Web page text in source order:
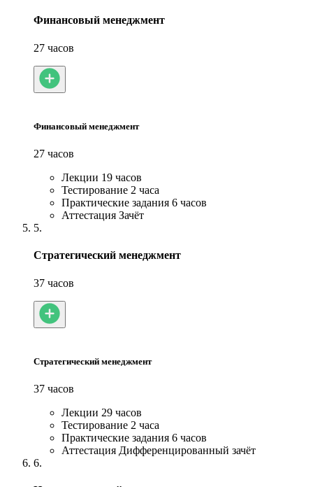
Финансовый менеджмент
27 часов
Финансовый менеджмент
27 часов
Лекции 19 часов
Тестирование 2 часа
Практические задания 6 часов
Аттестация Зачёт
5.
Стратегический менеджмент
37 часов
Стратегический менеджмент
37 часов
Лекции 29 часов
Тестирование 2 часа
Практические задания 6 часов
Аттестация Дифференцированный зачёт
6.